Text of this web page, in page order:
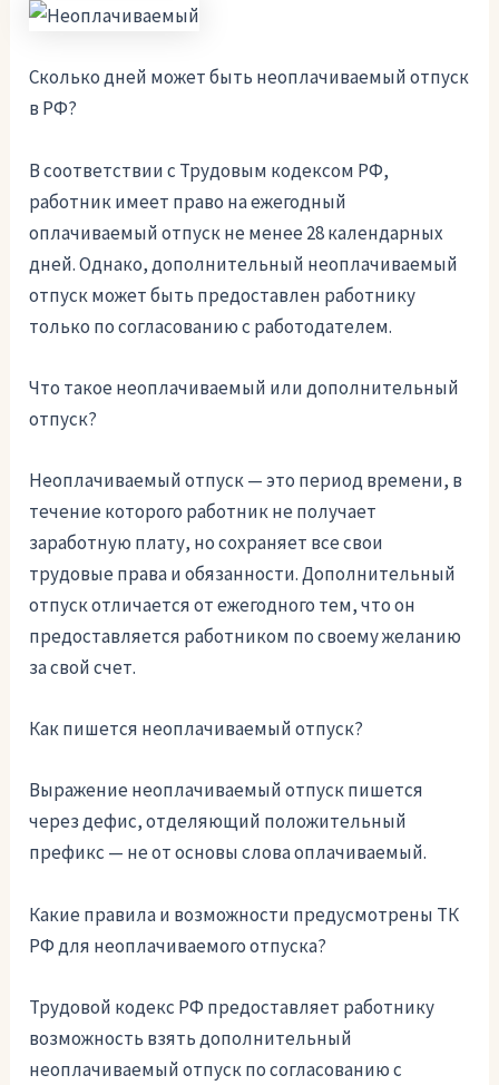
Сколько дней может быть неоплачиваемый отпуск
в РФ?
В соответствии с Трудовым кодексом РФ,
работник имеет право на ежегодный
оплачиваемый отпуск не менее 28 календарных
дней. Однако, дополнительный неоплачиваемый
отпуск может быть предоставлен работнику
только по согласованию с работодателем.
Что такое неоплачиваемый или дополнительный
отпуск?
Неоплачиваемый отпуск — это период времени, в
течение которого работник не получает
заработную плату, но сохраняет все свои
трудовые права и обязанности. Дополнительный
отпуск отличается от ежегодного тем, что он
предоставляется работником по своему желанию
за свой счет.
Как пишется неоплачиваемый отпуск?
Выражение неоплачиваемый отпуск пишется
через дефис, отделяющий положительный
префикс — не от основы слова оплачиваемый.
Какие правила и возможности предусмотрены ТК
РФ для неоплачиваемого отпуска?
Трудовой кодекс РФ предоставляет работнику
возможность взять дополнительный
неоплачиваемый отпуск по согласованию с